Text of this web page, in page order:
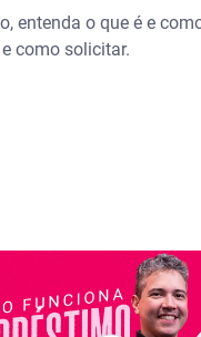
do empréstimo com
para conseguir
ao crédito
entenda o que é e
como solicitar.